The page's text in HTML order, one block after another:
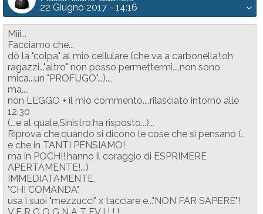
22 Giugno 2017 - 14:16
Miii...
Facciamo che...
dò la "colpa" al mio cellulare (che va a carbonella!:oh
ragazzi..."altro" non posso permettermi...,non sono
mica...un "PROFUGO"...)...,
ma...,
non LEGGO + il mio commento...,rilasciato intorno alle
12.30
(...e al quale,Sinistro,ha risposto...)...
Riprova che,quando si dicono le cose che si pensano (..
e che in TANTI PENSIAMO!,
ma in POCHI!,hanno il coraggio di ESPRIMERE
APERTAMENTE!...)
IMMEDIATAMENTE,
"CHI COMANDA",
usa i suoi "mezzucci" x tacciare e..."NON FAR SAPERE"!